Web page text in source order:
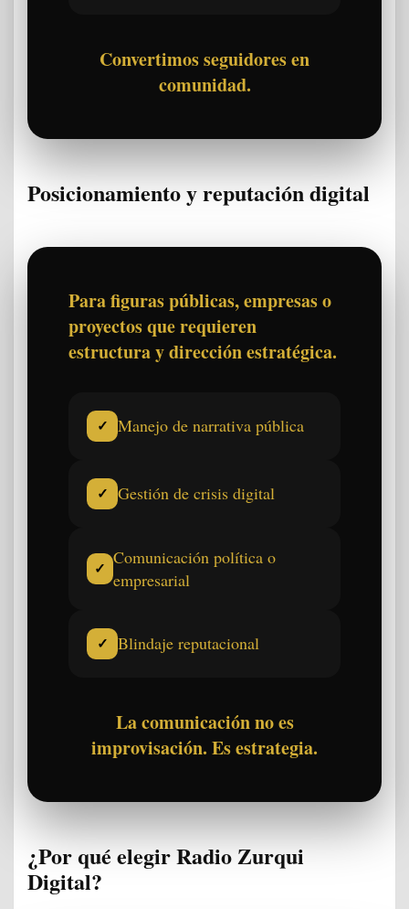
Convertimos seguidores en
comunidad.
Posicionamiento y reputación digital
Para figuras públicas, empresas o
proyectos que requieren
estructura y dirección estratégica.
✓ Manejo de narrativa pública
✓ Gestión de crisis digital
✓
Comunicación política o
empresarial
✓ Blindaje reputacional
La comunicación no es
improvisación. Es estrategia.
¿Por qué elegir Radio Zurqui
Digital?